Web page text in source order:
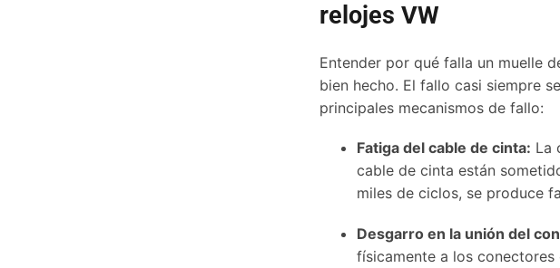
relojes VW
Entender por qué falla un muelle
bien hecho. El fallo casi siempre
principales mecanismos de fallo:
Fatiga del cable de cinta: La
cable de cinta están
miles de ciclos, se produce
Desgarro en la unión del
físicamente a los